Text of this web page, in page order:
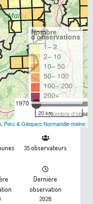
1970
Nombre
Nombre
d'observations
1– 2
2– 10
10– 50
50– 100
100– 200
200+
20 km
, Parc & Géoparc Normandie-maine
35observateurs
Dernière
observation
2026